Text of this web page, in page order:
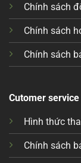
Chính sách
Chính sách
Chính sách
Cutomer service
Hình thức
Chính sách